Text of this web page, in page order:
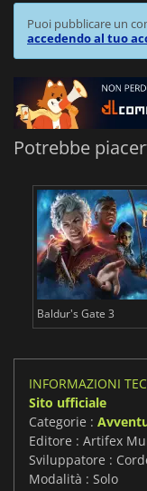
Puoi pubblicare un
accedendo al tuo
Potrebbe
Baldur's Gate 3
INFORMAZIONI
Sito ufficiale
Categorie :
Editore : Artifex
Sviluppatore :
Modalità : Solo